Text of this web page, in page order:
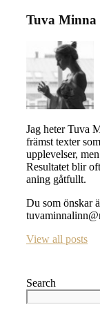
Tuva
Jag heter Tuva
främst texter
upplevelser,
Resultatet blir
aning gåtfullt.
Du som önskar
View all posts
Search